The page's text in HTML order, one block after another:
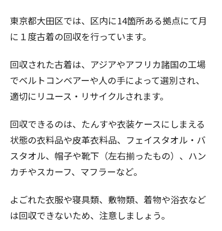
東京都大田区では、区内に14箇所ある拠点にて月
に１度古着の回収を行っています。
回収された古着は、アジアやアフリカ諸国の工場
でベルトコンベアーや人の手によって選別され、
適切にリユース・リサイクルされます。
回収できるのは、たんすや衣装ケースにしまえる
状態の衣料品や皮革衣料品、フェイスタオル・バ
スタオル、帽子や靴下（左右揃ったもの）、ハン
カチやスカーフ、マフラーなど。
よごれた衣服や寝具類、敷物類、着物や浴衣など
は回収できないため、注意しましょう。